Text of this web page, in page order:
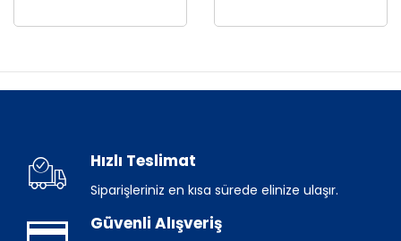
Hızlı Teslimat
Siparişleriniz en kısa sürede elinize ulaşır.
Güvenli Alışveriş